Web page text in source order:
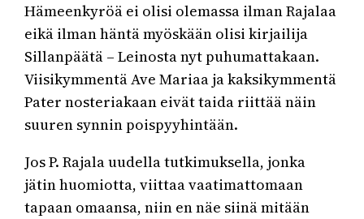
Hämeenkyröä ei olisi olemassa ilman Rajalaa
eikä ilman häntä myöskään olisi kirjailija
Sillanpäätä – Leinosta nyt puhumattakaan.
Viisikymmentä Ave Mariaa ja kaksikymmentä
Pater nosteriakaan eivät taida riittää näin
suuren synnin poispyyhintään.
Jos P. Rajala uudella tutkimuksella, jonka
jätin huomiotta, viittaa vaatimattomaan
tapaan omaansa, niin en näe siinä mitään